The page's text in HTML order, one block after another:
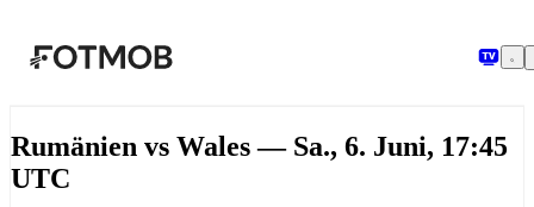
Rumänien vs Wales — Sa., 6. Juni, 17:45
UTC